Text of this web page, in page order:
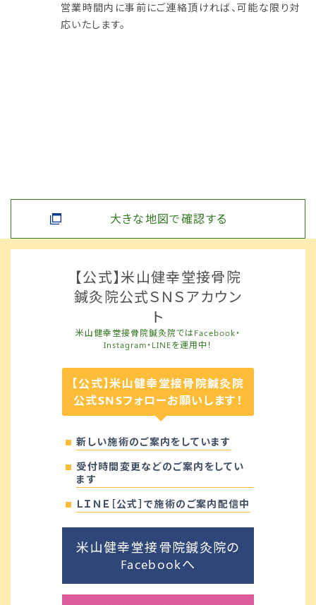
営業時間内に事前にご連絡頂ければ、可能な限り対
応いたします。
大きな地図で確認する
【公式】米山健幸堂接骨院
鍼灸院公式ＳＮＳアカウン
ト
米山健幸堂接骨院鍼灸院ではFacebook・
Instagram・LINEを運用中！
【公式】米山健幸堂接骨院鍼灸院
公式SNSフォローお願いします！
新しい施術のご案内をしています
受付時間変更などのご案内をしてい
ます
ＬＩＮＥ［公式］で施術のご案内配信中
米山健幸堂接骨院鍼灸院の
Facebookへ